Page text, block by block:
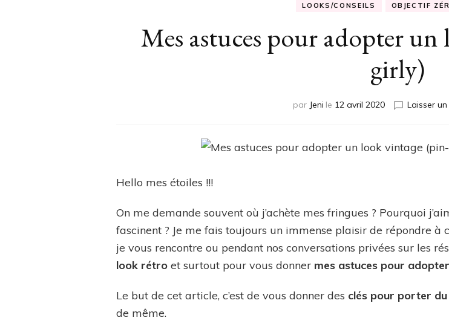
LOOKS/CONSEILS OBJECTIF
Mes astuces pour adopter
girly)
par Jeni le 12 avril 2020 Laisser
Hello mes étoiles !!!
On me demande souvent où j’achète mes fringues ? Pourquoi
fascinent ? Je me fais toujours un immense plaisir de répondre à
je vous rencontre ou pendant nos conversations privées sur les
look rétro et surtout pour vous donner mes astuces pour
Le but de cet article, c’est de vous donner des clés pour porter
de même.